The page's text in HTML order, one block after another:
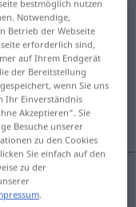
antippen)
bestmöglich nutzen
Notwendige,
Betrieb der Webseite
erforderlich sind,
auf Ihrem Endgerät
der Bereitstellung
wenn Sie uns
Ihr Einverständnis
Akzeptieren“. Sie
Besuche unserer
zu den Cookies
Sie einfach auf den
zu der
.